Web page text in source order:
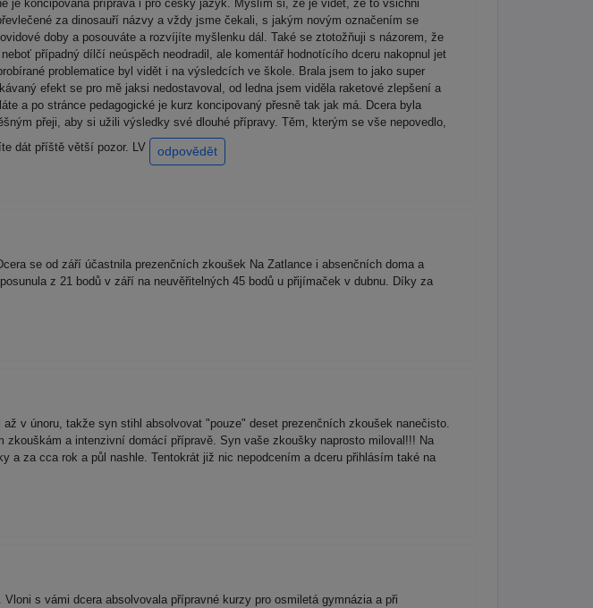
je koncipována příprava i pro český jazyk. Myslím si, že je vidět, že to všichni
za dinosauří názvy a vždy jsme čekali, s jakým novým označením se
doby a posouváte a rozvíjíte myšlenku dál. Také se ztotožňuji s názorem, že
případný dílčí neúspěch neodradil, ale komentář hodnotícího dceru nakopnul jet
problematice byl vidět i na výsledcích ve škole. Brala jsem to jako super
efekt se pro mě jaksi nedostavoval, od ledna jsem viděla raketové zlepšení a
a po stránce pedagogické je kurz koncipovaný přesně tak jak má. Dcera byla
přeji, aby si užili výsledky své dlouhé přípravy. Těm, kterým se vše nepovedlo,
dát příště větší pozor. LV
odpovědět
se od září účastnila prezenčních zkoušek Na Zatlance i absenčních doma a
z 21 bodů v září na neuvěřitelných 45 bodů u přijímaček v dubnu. Díky za
v únoru, takže syn stihl absolvovat "pouze" deset prezenčních zkoušek nanečisto.
a intenzivní domácí přípravě. Syn vaše zkoušky naprosto miloval!!! Na
za cca rok a půl nashle. Tentokrát již nic nepodcením a dceru přihlásím také na
s vámi dcera absolvovala přípravné kurzy pro osmiletá gymnázia a při